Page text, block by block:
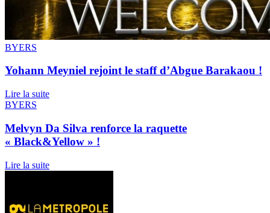
BYERS
Yohann Meyniel rejoint le staff d’Abgue Barakaou !
Lire la suite
BYERS
Melvyn Da Silva renforce la raquette
« Black&Yellow » !
Lire la suite